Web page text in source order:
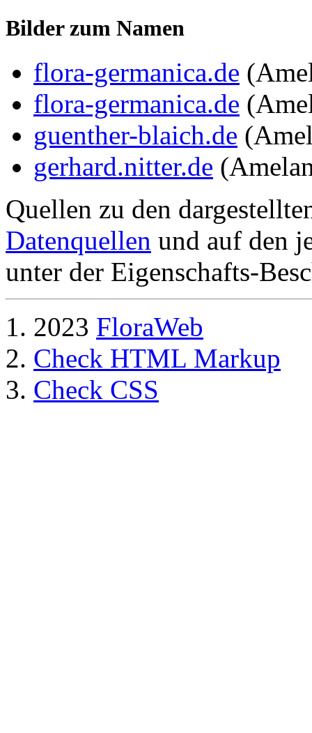
Bilder zum Namen
flora-germanica.de
flora-germanica.de
guenther-blaich.de
gerhard.nitter.de
Quellen zu den
Datenquellen und auf den
unter der Eigenschafts-
2023 FloraWeb
Check HTML Markup
Check CSS